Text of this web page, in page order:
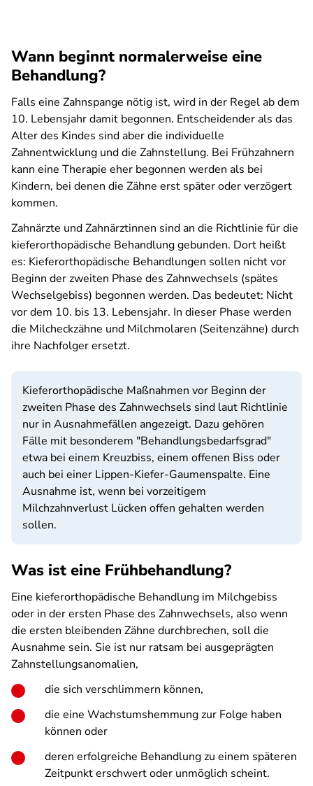
Wann beginnt normalerweise eine
Behandlung?
Falls eine Zahnspange nötig ist, wird in der Regel ab dem
10. Lebensjahr damit begonnen. Entscheidender als das
Alter des Kindes sind aber die individuelle
Zahnentwicklung und die Zahnstellung. Bei Frühzahnern
kann eine Therapie eher begonnen werden als bei
Kindern, bei denen die Zähne erst später oder verzögert
kommen.
Zahnärzte und Zahnärztinnen sind an die Richtlinie für die
kieferorthopädische Behandlung gebunden. Dort heißt
es: Kieferorthopädische Behandlungen sollen nicht vor
Beginn der zweiten Phase des Zahnwechsels (spätes
Wechselgebiss) begonnen werden. Das bedeutet: Nicht
vor dem 10. bis 13. Lebensjahr. In dieser Phase werden
die Milcheckzähne und Milchmolaren (Seitenzähne) durch
ihre Nachfolger ersetzt.
Kieferorthopädische Maßnahmen vor Beginn der
zweiten Phase des Zahnwechsels sind laut Richtlinie
nur in Ausnahmefällen angezeigt. Dazu gehören
Fälle mit besonderem "Behandlungsbedarfsgrad"
etwa bei einem Kreuzbiss, einem offenen Biss oder
auch bei einer Lippen-Kiefer-Gaumenspalte. Eine
Ausnahme ist, wenn bei vorzeitigem
Milchzahnverlust Lücken offen gehalten werden
sollen.
Was ist eine Frühbehandlung?
Eine kieferorthopädische Behandlung im Milchgebiss
oder in der ersten Phase des Zahnwechsels, also wenn
die ersten bleibenden Zähne durchbrechen, soll die
Ausnahme sein. Sie ist nur ratsam bei ausgeprägten
Zahnstellungsanomalien,
die sich verschlimmern können,
die eine Wachstumshemmung zur Folge haben
können oder
deren erfolgreiche Behandlung zu einem späteren
Zeitpunkt erschwert oder unmöglich scheint.